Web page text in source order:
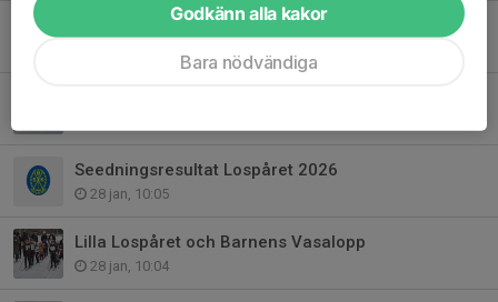
Skidlekplats och SkiCross bana
Seedningsresultat Lospåret 2026
28 jan, 10:05
Lilla Lospåret och Barnens Vasalopp
28 jan, 10:04
Godkänn alla kakor
Bara nödvändiga